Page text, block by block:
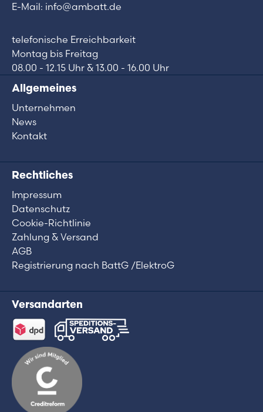
E-Mail: info@ambatt.de
telefonische Erreichbarkeit
Montag bis Freitag
08.00 - 12.15 Uhr & 13.00 - 16.00 Uhr
Allgemeines
Unternehmen
News
Kontakt
Rechtliches
Impressum
Datenschutz
Cookie-Richtlinie
Zahlung & Versand
AGB
Registrierung nach BattG /ElektroG
Versandarten